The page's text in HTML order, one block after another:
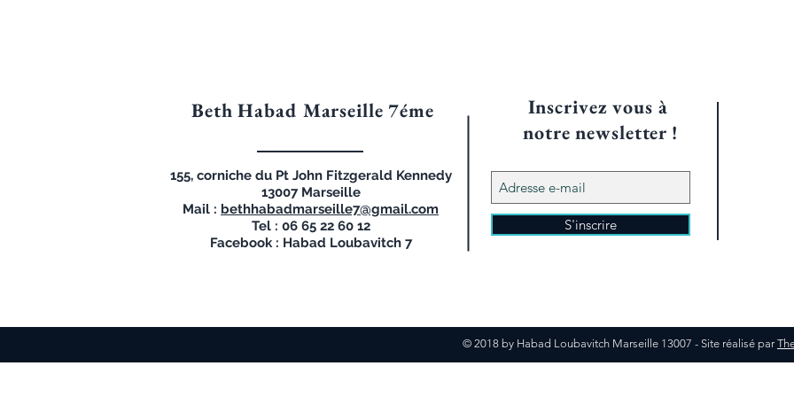
Beth Habad Marseille 7éme
Inscrivez vous à
notrenewsletter !
155, corniche du Pt John Fitzgerald Kennedy
13007 Marseille
Mail : bethhabadmarseille7@gmail.com
Tel : 06 65 22 60 12
Facebook : Habad Loubavitch 7
S'inscrire
© 2018 by Habad Loubavitch Marseille 13007 - Site réalisé par